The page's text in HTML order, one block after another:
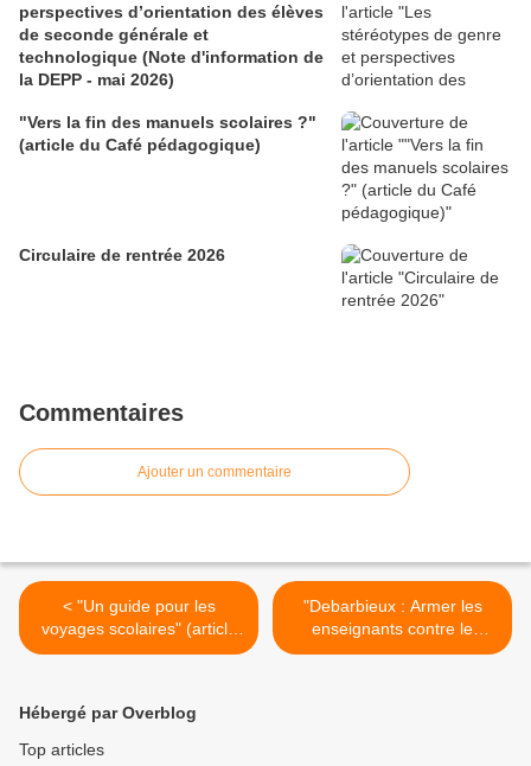
perspectives d’orientation des élèves
de seconde générale et
technologique (Note d'information de
la DEPP - mai 2026)
"Vers la fin des manuels scolaires ?"
(article du Café pédagogique)
Circulaire de rentrée 2026
Commentaires
Ajouter un commentaire
< "Un guide pour les
voyages scolaires" (article
publié sur le site du Café
"Debarbieux : Armer les
enseignants contre le
harcèlement" (Café
Hébergé par Overblog
Top articles